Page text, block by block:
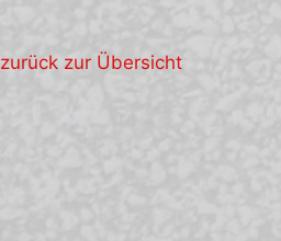
zurück zur Übersicht